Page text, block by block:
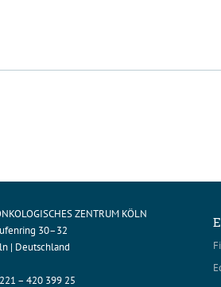
ZENTRUM KÖLN
30–32
| Deutschland
– 420 399 25